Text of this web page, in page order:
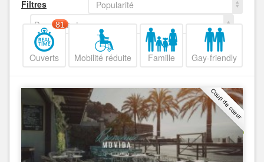
Filtres
Popularité
Decroissant
Ouverts
81
Mobilité réduite Famille Gay-friendly
Coup de coeur